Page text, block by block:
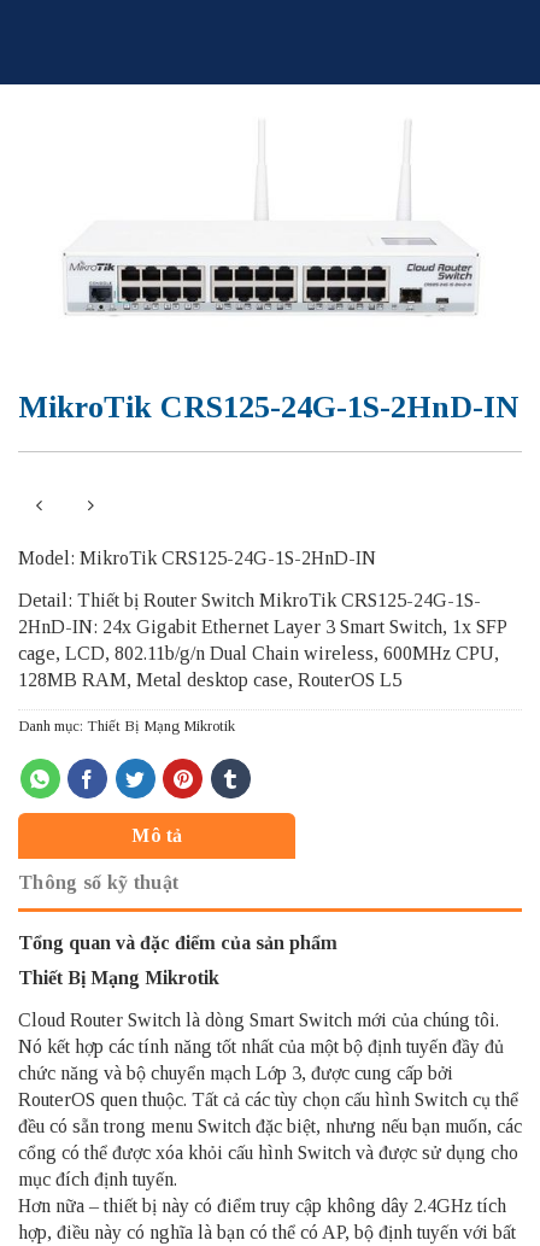
MikroTik CRS125-24G-1S-2HnD-IN
Model: MikroTik CRS125-24G-1S-2HnD-IN
Detail: Thiết bị Router Switch MikroTik CRS125-24G-1S-
2HnD-IN: 24x Gigabit Ethernet Layer 3 Smart Switch, 1x SFP
cage, LCD, 802.11b/g/n Dual Chain wireless, 600MHz CPU,
128MB RAM, Metal desktop case, RouterOS L5
Danh mục: Thiết Bị Mạng Mikrotik
Mô tả
Thông số kỹ thuật
Tổng quan và đặc điểm của sản phẩm
Thiết Bị Mạng Mikrotik
Cloud Router Switch là dòng Smart Switch mới của chúng tôi.
Nó kết hợp các tính năng tốt nhất của một bộ định tuyến đầy đủ
chức năng và bộ chuyển mạch Lớp 3, được cung cấp bởi
RouterOS quen thuộc. Tất cả các tùy chọn cấu hình Switch cụ thể
đều có sẵn trong menu Switch đặc biệt, nhưng nếu bạn muốn, các
cổng có thể được xóa khỏi cấu hình Switch và được sử dụng cho
mục đích định tuyến.
Hơn nữa – thiết bị này có điểm truy cập không dây 2.4GHz tích
hợp, điều này có nghĩa là bạn có thể có AP, bộ định tuyến với bất